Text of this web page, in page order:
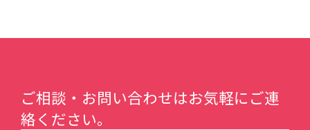
ご相談・お問い合わせはお気軽にご連
絡ください。